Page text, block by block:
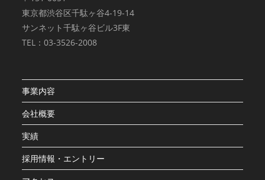
東京都渋谷区千駄ヶ谷4-19-14
サンネット千駄ヶ谷ビル3F東
TEL：03-3526-2008
事業内容
会社概要
実績
採用情報・エントリー